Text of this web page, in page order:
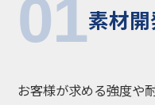
01素材
お客様が求める強度や